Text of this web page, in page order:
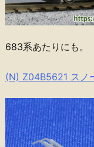
683系あたりにも。
(N) Z04B5621 スノ